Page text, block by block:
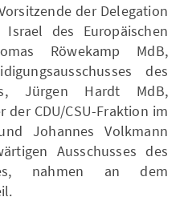
der Delegation
des Europäischen
Röwekamp MdB,
des
Jürgen Hardt MdB,
CDU/CSU-Fraktion im
Johannes Volkmann
Ausschusses des
nahmen an dem